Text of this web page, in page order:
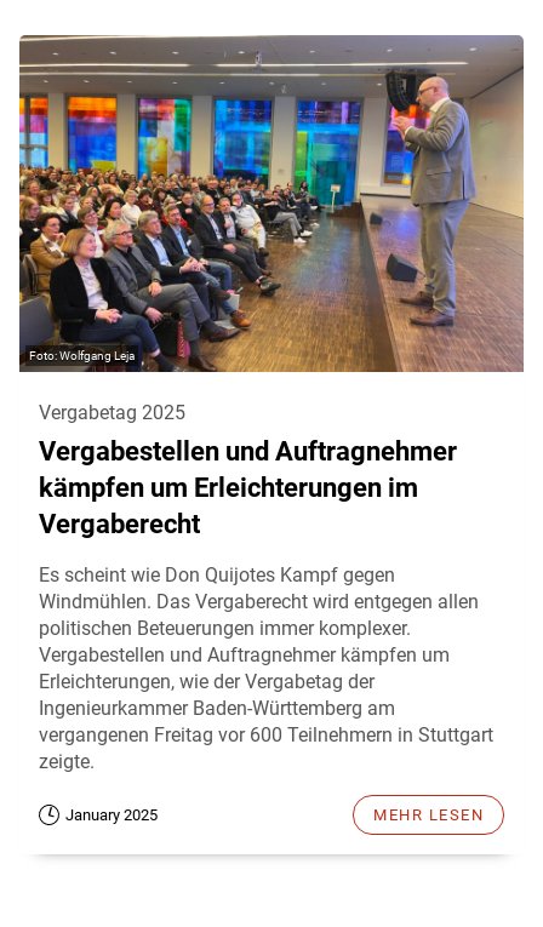
Wolfgang Leja
Vergabetag 2025
Vergabestellen und Auftragnehmer
kämpfen um Erleichterungen im
Vergaberecht
Es scheint wie Don Quijotes Kampf gegen
Windmühlen. Das Vergaberecht wird entgegen allen
politischen Beteuerungen immer komplexer.
Vergabestellen und Auftragnehmer kämpfen um
Erleichterungen, wie der Vergabetag der
Ingenieurkammer Baden-Württemberg am
vergangenen Freitag vor 600 Teilnehmern in Stuttgart
zeigte.
January 2025 MEHR LESEN